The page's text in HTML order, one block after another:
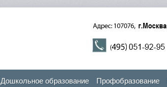
Дошкольное образование Профобразование